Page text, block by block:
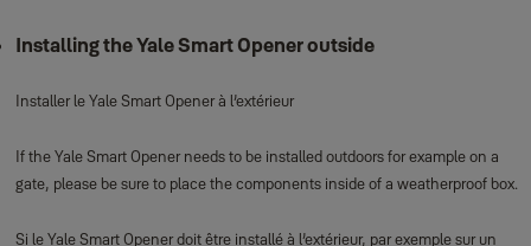
Installing the Yale Smart Opener outside
Installer le Yale Smart Opener à l’extérieur
If the Yale Smart Opener needs to be installed outdoors for example on a
gate, please be sure to place the components inside of a weatherproof box.
Si le Yale Smart Opener doit être installé à l’extérieur, par exemple sur un